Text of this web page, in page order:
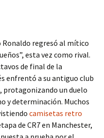
Ronaldo regresó al mítico
esta vez como rival.
de final de la
enfrentó a su antiguo club
protagonizando un duelo
y determinación. Muchos
camisetas retro
de CR7 en Manchester,